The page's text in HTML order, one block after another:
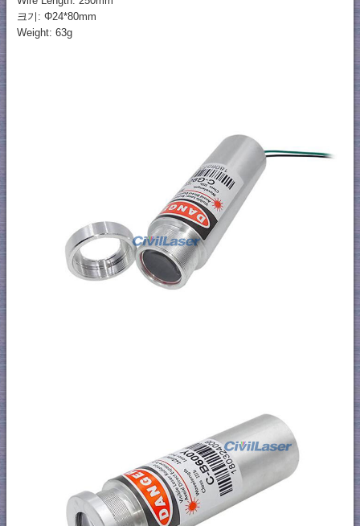
크기: Φ24*80mm
Weight: 63g